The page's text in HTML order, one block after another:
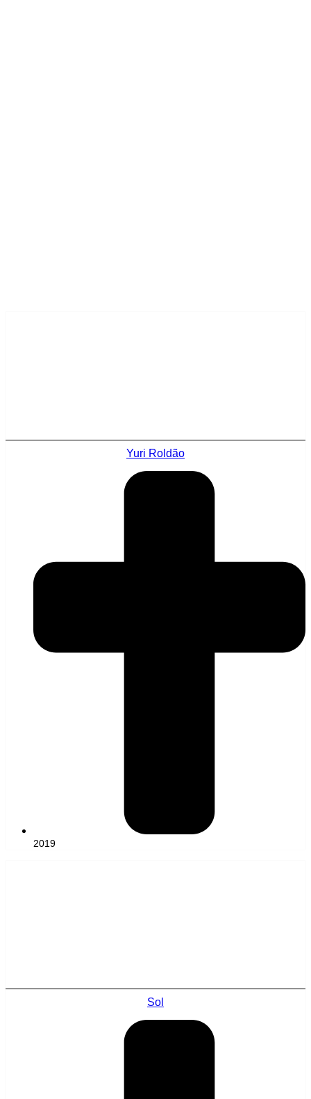
Yuri Roldão
2019
Sol